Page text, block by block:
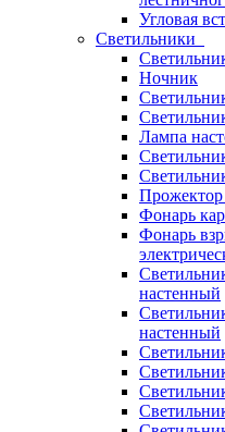
Угловая
Светильники
Ночник
Лампа
Прожектор
Фонарь
Фонарь
настенный
настенный